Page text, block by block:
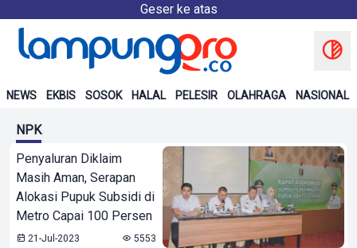
Geser ke atas
NEWS EKBIS SOSOK HALAL PELESIR OLAHRAGA NASIONAL
NPK
Penyaluran Diklaim
Masih Aman, Serapan
Alokasi Pupuk Subsidi di
Metro Capai 100 Persen
21-Jul-2023 5553